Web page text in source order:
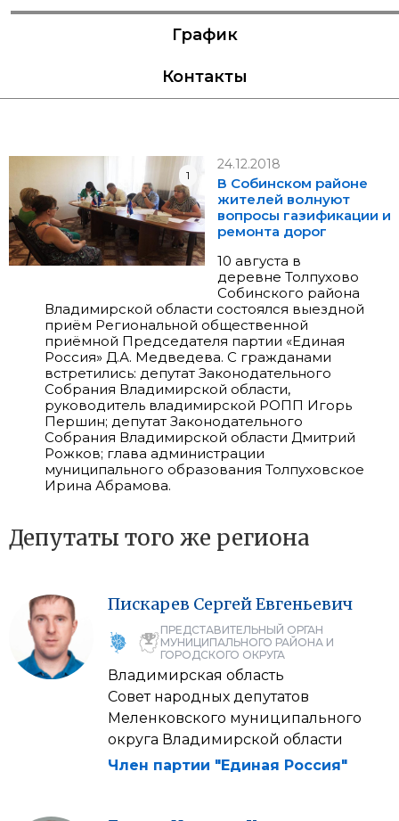
График
Контакты
1
24.12.2018
В Собинском районе
жителей волнуют
вопросы газификации и
ремонта дорог
10 августа в
деревне Толпухово
Собинского района
Владимирской области состоялся выездной
приём Региональной общественной
приёмной Председателя партии «Единая
Россия» Д.А. Медведева. С гражданами
встретились: депутат Законодательного
Собрания Владимирской области,
руководитель владимирской РОПП Игорь
Першин; депутат Законодательного
Собрания Владимирской области Дмитрий
Рожков; глава администрации
муниципального образования Толпуховское
Ирина Абрамова.
Депутаты того же региона
Пискарев СергейЕвгеньевич
ПРЕДСТАВИТЕЛЬНЫЙ ОРГАН
МУНИЦИПАЛЬНОГО РАЙОНА И
ГОРОДСКОГО ОКРУГА
Владимирская область
Совет народных депутатов
Меленковского муниципального
округа Владимирской области
Член партии "Единая Россия"